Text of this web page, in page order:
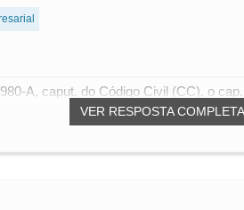
VER RESPOSTA COMPLETA
A, caput, do Código Civil (CC), o